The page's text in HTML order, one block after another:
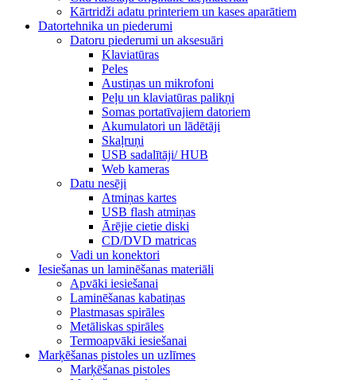
Kārtridži adatu printeriem un kases aparātiem
Datortehnika un piederumi
Datoru piederumi un aksesuāri
Klaviatūras
Peles
Austiņas un mikrofoni
Peļu un klaviatūras palikņi
Somas portatīvajiem datoriem
Akumulatori un lādētāji
Skaļruņi
USB sadalītāji/ HUB
Web kameras
Datu nesēji
Atmiņas kartes
USB flash atmiņas
Ārējie cietie diski
CD/DVD matricas
Vadi un konektori
Iesiešanas un laminēšanas materiāli
Apvāki iesiešanai
Laminēšanas kabatiņas
Plastmasas spirāles
Metāliskas spirāles
Termoapvāki iesiešanai
Marķēšanas pistoles un uzlīmes
Marķēšanas pistoles